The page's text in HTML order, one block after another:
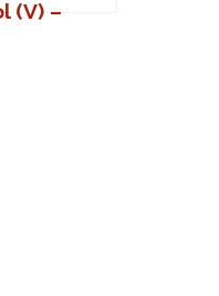
(V) –